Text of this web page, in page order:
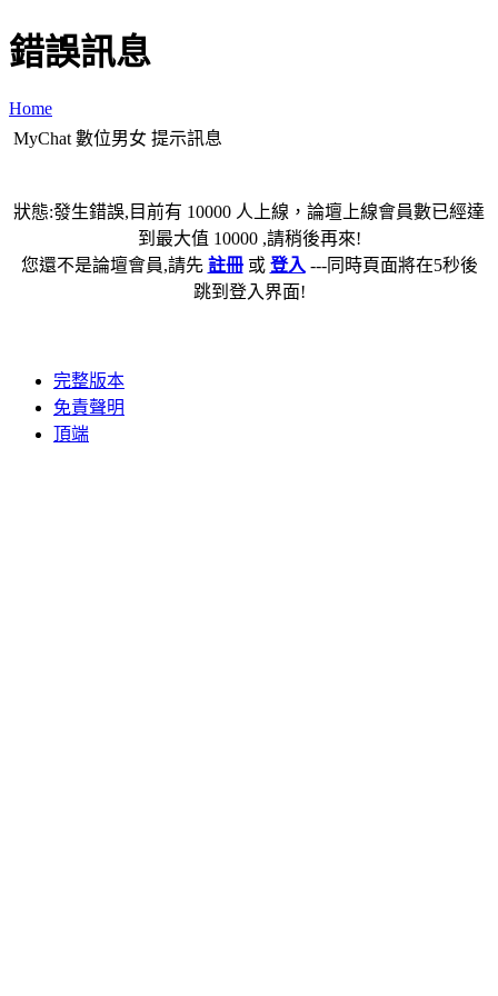
錯誤訊息
Home
MyChat 數位男女 提示訊息
狀態:發生錯誤,目前有 10000 人上線，論壇上線會員數已經達
到最大值 10000 ,請稍後再來!
您還不是論壇會員,請先 註冊或 登入 ---同時頁面將在5秒後
跳到登入界面!
完整版本
免責聲明
頂端